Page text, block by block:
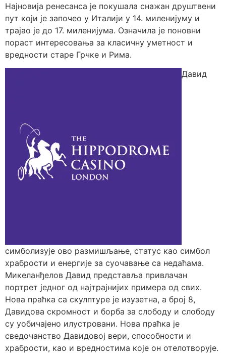
Најновија ренесанса је покушала снажан друштвени
пут који је започео у Италији у 14. миленијуму и
трајао је до 17. миленијума. Означила је поновни
пораст интересовања за класичну уметност и
вредности старе Грчке и Рима.
Давид
симболизује ово размишљање, статус као симбол
храбрости и енергије за суочавање са недаћама.
Микеланђелов Давид представља привлачан
портрет једног од најтрајнијих примера од свих.
Нова праћка са скулптуре је изузетна, а број 8,
Давидова скромност и борба за слободу и слободу
су уобичајено илустровани. Нова праћка је
сведочанство Давидовој вери, способности и
храбрости, као и вредностима које он отелотворује.